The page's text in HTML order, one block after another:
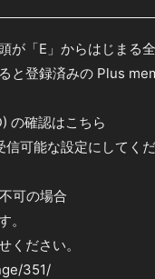
「E」からはじまる全
と登録済みの Plus
の確認はこちら
可能な設定にしてくだ
可の場合
。
ください。
351/